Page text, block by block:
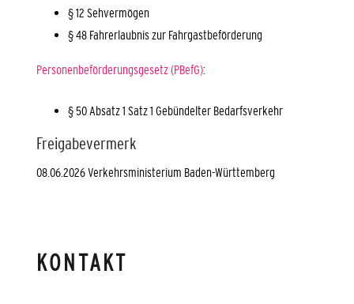
§ 12 Sehvermögen
§ 48 Fahrerlaubnis zur Fahrgastbeförderung
Personenbeförderungsgesetz (PBefG):
§ 50 Absatz 1 Satz 1 Gebündelter Bedarfsverkehr
Freigabevermerk
08.06.2026 Verkehrsministerium Baden-Württemberg
KONTAKT